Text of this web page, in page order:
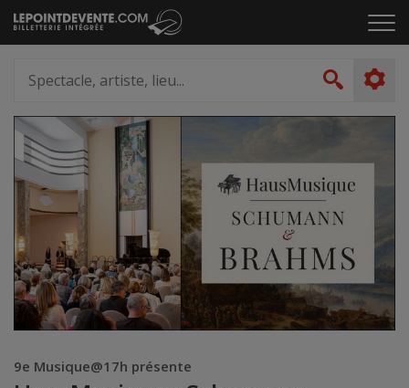
Passer
au
le
artiste,
lieu...
9e Musique@17h présente